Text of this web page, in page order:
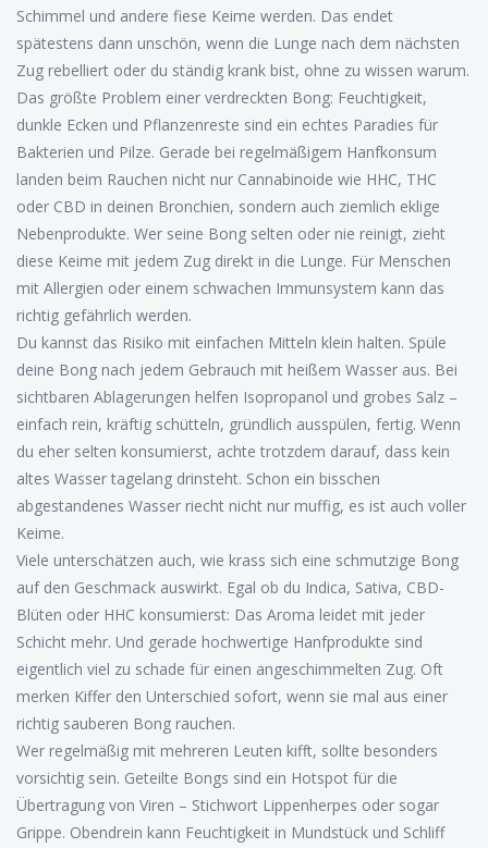
Schimmel und andere fiese Keime werden. Das endet
spätestens dann unschön, wenn die Lunge nach dem nächsten
Zug rebelliert oder du ständig krank bist, ohne zu wissen warum.
Das größte Problem einer verdreckten Bong: Feuchtigkeit,
dunkle Ecken und Pflanzenreste sind ein echtes Paradies für
Bakterien und Pilze. Gerade bei regelmäßigem Hanfkonsum
landen beim Rauchen nicht nur Cannabinoide wie HHC, THC
oder CBD in deinen Bronchien, sondern auch ziemlich eklige
Nebenprodukte. Wer seine Bong selten oder nie reinigt, zieht
diese Keime mit jedem Zug direkt in die Lunge. Für Menschen
mit Allergien oder einem schwachen Immunsystem kann das
richtig gefährlich werden.
Du kannst das Risiko mit einfachen Mitteln klein halten. Spüle
deine Bong nach jedem Gebrauch mit heißem Wasser aus. Bei
sichtbaren Ablagerungen helfen Isopropanol und grobes Salz –
einfach rein, kräftig schütteln, gründlich ausspülen, fertig. Wenn
du eher selten konsumierst, achte trotzdem darauf, dass kein
altes Wasser tagelang drinsteht. Schon ein bisschen
abgestandenes Wasser riecht nicht nur muffig, es ist auch voller
Keime.
Viele unterschätzen auch, wie krass sich eine schmutzige Bong
auf den Geschmack auswirkt. Egal ob du Indica, Sativa, CBD-
Blüten oder HHC konsumierst: Das Aroma leidet mit jeder
Schicht mehr. Und gerade hochwertige Hanfprodukte sind
eigentlich viel zu schade für einen angeschimmelten Zug. Oft
merken Kiffer den Unterschied sofort, wenn sie mal aus einer
richtig sauberen Bong rauchen.
Wer regelmäßig mit mehreren Leuten kifft, sollte besonders
vorsichtig sein. Geteilte Bongs sind ein Hotspot für die
Übertragung von Viren – Stichwort Lippenherpes oder sogar
Grippe. Obendrein kann Feuchtigkeit in Mundstück und Schliff